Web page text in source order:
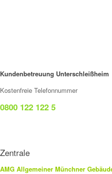
Kundenbetreuung Unterschleißheim
Kostenfreie Telefonnummer
0800 122 122 5
Zentrale
AMG Allgemeiner Münchner